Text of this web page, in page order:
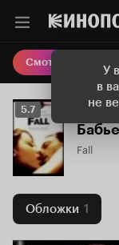
У
в
не
Смотреть кино
Рейтинг
Кинопоиска
5.7
5.7
Fall
Обложки 1